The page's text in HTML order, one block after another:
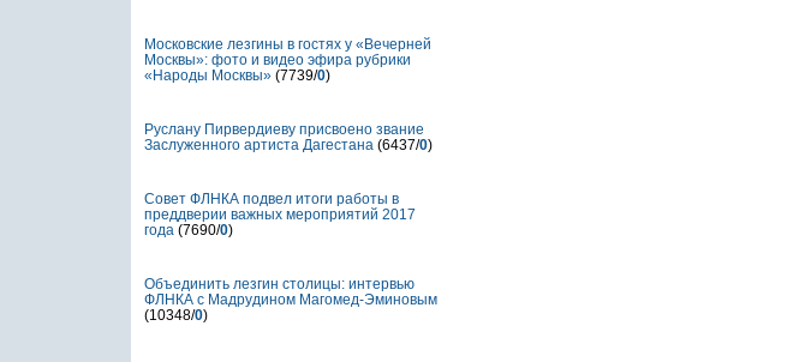
Московские лезгины в гостях у «Вечерней
Москвы»: фото и видео эфира рубрики
«Народы Москвы» (7739/0)
Руслану Пирвердиеву присвоено звание
Заслуженного артиста Дагестана (6437/0)
Совет ФЛНКА подвел итоги работы в
преддверии важных мероприятий 2017
года (7690/0)
Объединить лезгин столицы: интервью
ФЛНКА с Мадрудином Магомед-Эминовым
(10348/0)